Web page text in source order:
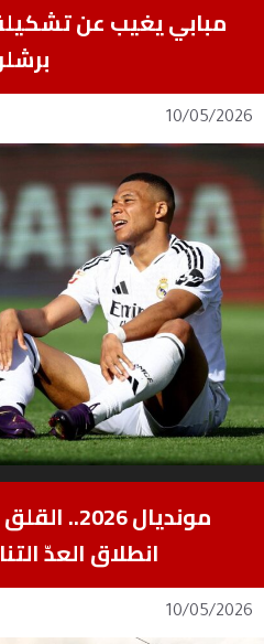
مبابي يغيب عن
10/05/2026
مونديال
انطلاق العدّ
10/05/2026